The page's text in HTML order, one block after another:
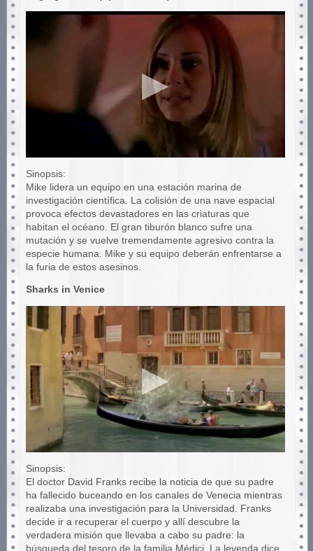
Sinopsis:
Mike lidera un equipo en una estación marina de
investigación científica. La colisión de una nave espacial
provoca efectos devastadores en las criaturas que
habitan el océano. El gran tiburón blanco sufre una
mutación y se vuelve tremendamente agresivo contra la
especie humana. Mike y su equipo deberán enfrentarse a
la furia de estos asesinos.
Sharks in Venice
Sinopsis:
El doctor David Franks recibe la noticia de que su padre
ha fallecido buceando en los canales de Venecia mientras
realizaba una investigación para la Universidad. Franks
decide ir a recuperar el cuerpo y allí descubre la
verdadera misión que llevaba a cabo su padre: la
búsqueda del tesoro de la familia Médici. La leyenda dice